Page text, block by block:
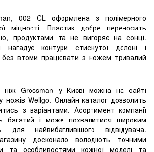
002 CL оформлена з полімерного
міцності. Пластик добре переносить
продуктами та не вигоряє на сонці.
нагадує контури стиснутої долоні і
без втоми працювати з ножем тривалий
ніж Grossman у Києві можна на сайті
ножів Wellgo. Онлайн-каталог дозволить
з варіантами. Асортимент компанії
багатий і може похвалитися широким
для найвибагливішого відвідувача.
досконало володіють точними
та особливостями кожної моделі та